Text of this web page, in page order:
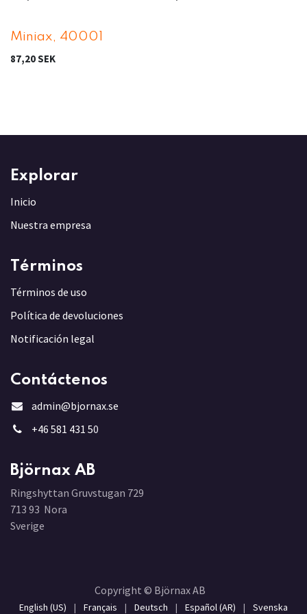
Miniax, 40001
87,20SEK
Explorar
Inicio
Nuestra empresa
Términos
Términos de uso
Política de devoluciones
Notificación legal
Contáctenos
admin@bjornax.se
+46 581 431 50
Björnax AB
Ringshyttan Gruvstugan 729
713 93 Nora
Sverige
Copyright © Björnax AB
English (US) | Français | Deutsch | Español (AR) | Svenska